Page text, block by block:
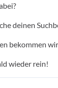
deinen
bekommen
wieder rein!